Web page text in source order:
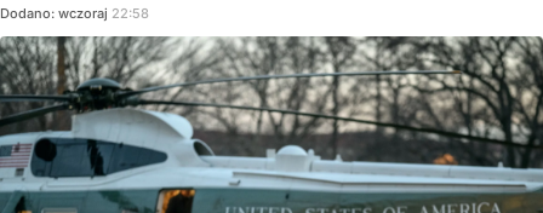
Dodano: wczoraj 22:58